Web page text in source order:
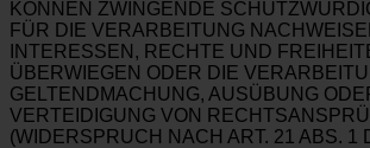
KÖNNEN ZWINGENDE
FÜR DIE VERARBEITUNG
INTERESSEN, RECHTE UND
ÜBERWIEGEN ODER DIE
GELTENDMACHUNG, AUSÜBUNG
VERTEIDIGUNG VON
(WIDERSPRUCH NACH ART. 21 ABS. 1